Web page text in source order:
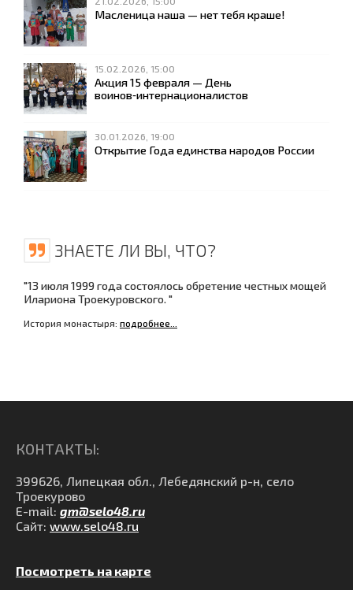
Масленица наша — нет тебя краше!
15.02.2026, 15:00
Акция 15 февраля — День
воинов‑интернационалистов
30.01.2026, 19:00
Открытие Года единства народов России
ЗНАЕТЕ ЛИ ВЫ, ЧТО?
"13 июля 1999 года состоялось обретение честных мощей
Илариона Троекуровского. "
История монастыря: подробнее...
КОНТАКТЫ:
399626, Липецкая обл., Лебедянский р-н, село
Троекурово
E-mail: gm@selo48.ru
Сайт: www.selo48.ru
Посмотреть на карте